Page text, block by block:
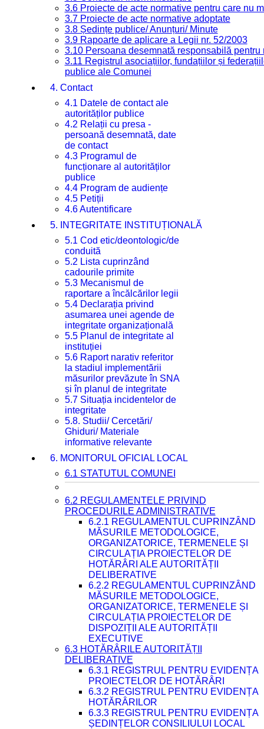
3.6 Proiecte de acte normative pentru care nu
3.7 Proiecte de acte normative adoptate
3.8 Ședințe publice/ Anunțuri/ Minute
3.9 Rapoarte de aplicare a Legii nr. 52/2003
3.10 Persoana desemnată responsabilă
3.11 Registrul asociațiilor, fundațiilor și
publice ale Comunei
4. Contact
4.1 Datele de contact ale
autorităților publice
4.2 Relații cu presa -
persoană desemnată, date
de contact
4.3 Programul de
funcționare al autorităților
publice
4.4 Program de audiențe
4.5 Petiții
4.6 Autentificare
5. INTEGRITATE INSTITUȚIONALĂ
5.1 Cod etic/deontologic/de
conduită
5.2 Lista cuprinzând
cadourile primite
5.3 Mecanismul de
raportare a încălcărilor legii
5.4 Declarația privind
asumarea unei agende de
integritate organizațională
5.5 Planul de integritate al
instituției
5.6 Raport narativ referitor
la stadiul implementării
măsurilor prevăzute în SNA
și în planul de integritate
5.7 Situația incidentelor de
integritate
5.8. Studii/ Cercetări/
Ghiduri/ Materiale
informative relevante
6. MONITORUL OFICIAL LOCAL
6.1 STATUTUL COMUNEI
6.2 REGULAMENTELE PRIVIND
PROCEDURILE ADMINISTRATIVE
6.2.1 REGULAMENTUL CUPRINZÂND
MĂSURILE METODOLOGICE,
ORGANIZATORICE, TERMENELE ȘI
CIRCULAȚIA PROIECTELOR DE
HOTĂRÂRI ALE AUTORITĂȚII
DELIBERATIVE
6.2.2 REGULAMENTUL CUPRINZÂND
MĂSURILE METODOLOGICE,
ORGANIZATORICE, TERMENELE ȘI
CIRCULAȚIA PROIECTELOR DE
DISPOZIȚII ALE AUTORITĂȚII
EXECUTIVE
6.3 HOTĂRÂRILE AUTORITĂȚII
DELIBERATIVE
6.3.1 REGISTRUL PENTRU EVIDENȚA
PROIECTELOR DE HOTĂRÂRI
6.3.2 REGISTRUL PENTRU EVIDENȚA
HOTĂRÂRILOR
6.3.3 REGISTRUL PENTRU EVIDENȚA
ȘEDINȚELOR CONSILIULUI LOCAL